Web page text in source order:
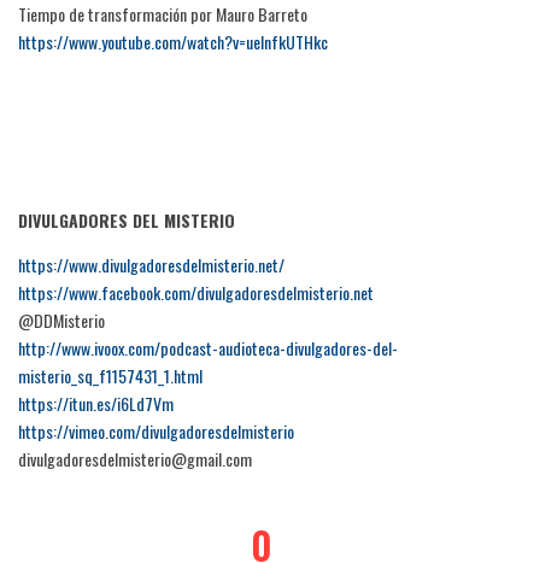
Tiempo de transformación por Mauro Barreto
https://www.youtube.com/watch?v=uelnfkUTHkc
DIVULGADORES DEL MISTERIO
https://www.divulgadoresdelmisterio.net/
https://www.facebook.com/divulgadoresdelmisterio.net
@DDMisterio
http://www.ivoox.com/podcast-audioteca-divulgadores-del-
misterio_sq_f1157431_1.html
https://itun.es/i6Ld7Vm
https://vimeo.com/divulgadoresdelmisterio
divulgadoresdelmisterio@gmail.com
0